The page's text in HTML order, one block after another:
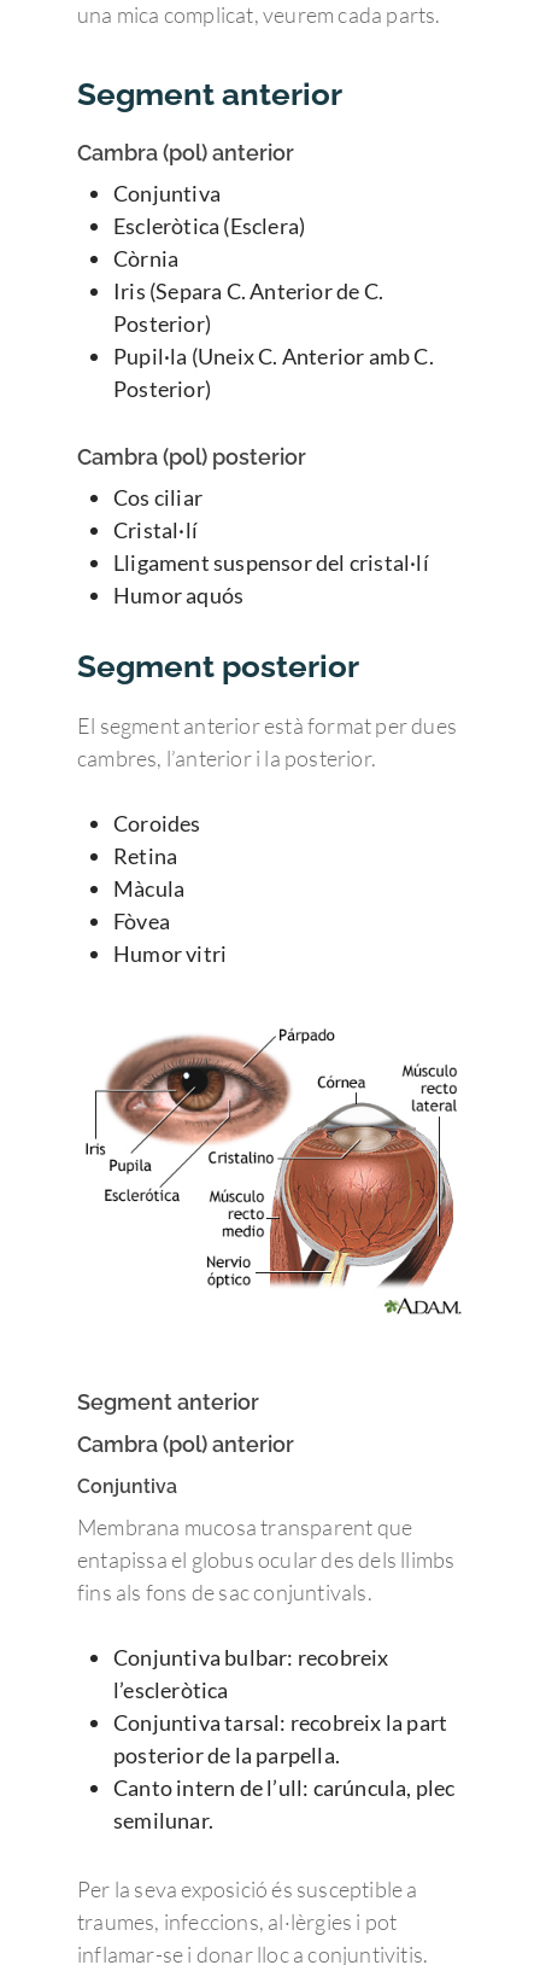
una mica complicat, veurem cada parts.
Segment anterior
Cambra (pol) anterior
Conjuntiva
Escleròtica (Esclera)
Còrnia
Iris (Separa C. Anterior de C.
Posterior)
Pupil·la (Uneix C. Anterior amb C.
Posterior)
Cambra (pol) posterior
Cos ciliar
Cristal·lí
Lligament suspensor del cristal·lí
Humor aquós
Segment posterior
El segment anterior està format per dues
cambres, l’anterior i la posterior.
Coroides
Retina
Màcula
Fòvea
Humor vitri
Segment anterior
Cambra (pol) anterior
Conjuntiva
Membrana mucosa transparent que
entapissa el globus ocular des dels llimbs
fins als fons de sac conjuntivals.
Conjuntiva bulbar: recobreix
l’escleròtica
Conjuntiva tarsal: recobreix la part
posterior de la parpella.
Canto intern de l’ull: carúncula, plec
semilunar.
Per la seva exposició és susceptible a
traumes, infeccions, al·lèrgies i pot
inflamar-se i donar lloc a conjuntivitis.